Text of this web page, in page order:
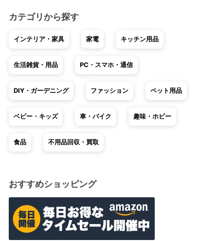
カテゴリから探す
インテリア・家具 家電 キッチン用品
生活雑貨・用品 PC・スマホ・通信
DIY・ガーデニング ファッション ペット用品
ベビー・キッズ 車・バイク 趣味・ホビー
食品 不用品回収・買取
おすすめショッピング